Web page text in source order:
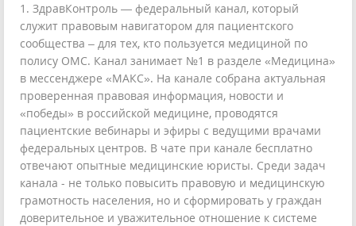
1. ЗдравКонтроль — федеральный канал, который
служит правовым навигатором для пациентского
сообщества – для тех, кто пользуется медициной по
полису ОМС. Канал занимает №1 в разделе «Медицина»
в мессенджере «МАКС». На канале собрана актуальная
проверенная правовая информация, новости и
«победы» в российской медицине, проводятся
пациентские вебинары и эфиры с ведущими врачами
федеральных центров. В чате при канале бесплатно
отвечают опытные медицинские юристы. Среди задач
канала - не только повысить правовую и медицинскую
грамотность населения, но и сформировать у граждан
доверительное и уважительное отношение к системе